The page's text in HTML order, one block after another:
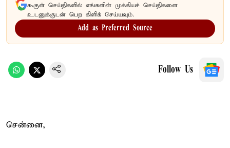
கூகுள் செய்திகளில் எங்களின் முக்கியச் செய்திகளை
உடனுக்குடன் பெற கிளிக் செய்யவும்.
Add as Preferred Source
Follow Us
சென்னை,